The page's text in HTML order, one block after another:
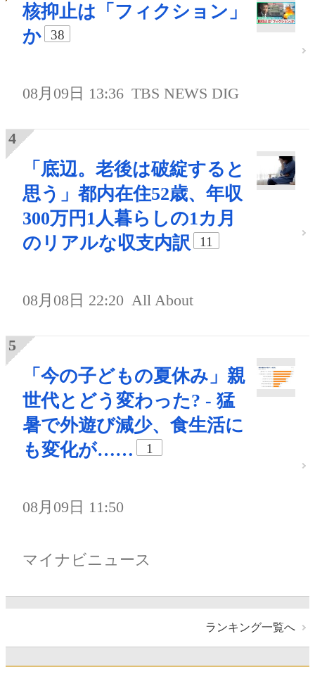
核抑止は「フィクション」
か
38
08月09日 13:36 TBS NEWS DIG
「底辺。老後は破綻すると
思う」都内在住52歳、年収
300万円1人暮らしの1カ月
のリアルな収支内訳
11
08月08日 22:20 All About
「今の子どもの夏休み」親
世代とどう変わった? - 猛
暑で外遊び減少、食生活に
も変化が……
1
08月09日 11:50
マイナビニュース
ランキング一覧へ